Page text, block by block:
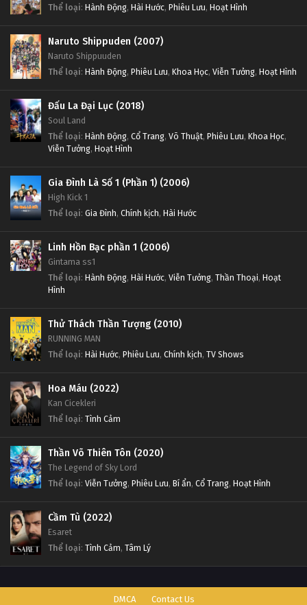
Thể loại: Hành Động, Hài Hước, Phiêu Lưu, Hoạt Hình
Naruto Shippuden (2007)
Naruto Shippuuden
Thể loại: Hành Động, Phiêu Lưu, Khoa Học, Viễn Tưởng, Hoạt Hình
Đấu La Đại Lục (2018)
Soul Land
Thể loại: Hành Động, Cổ Trang, Võ Thuật, Phiêu Lưu, Khoa Học,
Viễn Tưởng, Hoạt Hình
Gia Đình Là Số 1 (Phần 1) (2006)
High Kick 1
Thể loại: Gia Đình, Chính kịch, Hài Hước
Linh Hồn Bạc phần 1 (2006)
Gintama ss1
Thể loại: Hành Động, Hài Hước, Viễn Tưởng, Thần Thoại, Hoạt
Hình
Thử Thách Thần Tượng (2010)
RUNNING MAN
Thể loại: Hài Hước, Phiêu Lưu, Chính kịch, TV Shows
Hoa Máu (2022)
Kan Cicekleri
Thể loại: Tình Cảm
Thần Võ Thiên Tôn (2020)
The Legend of Sky Lord
Thể loại: Viễn Tưởng, Phiêu Lưu, Bí ẩn, Cổ Trang, Hoạt Hình
Cầm Tù (2022)
Esaret
Thể loại: Tình Cảm, Tâm Lý
DMCA Contact Us